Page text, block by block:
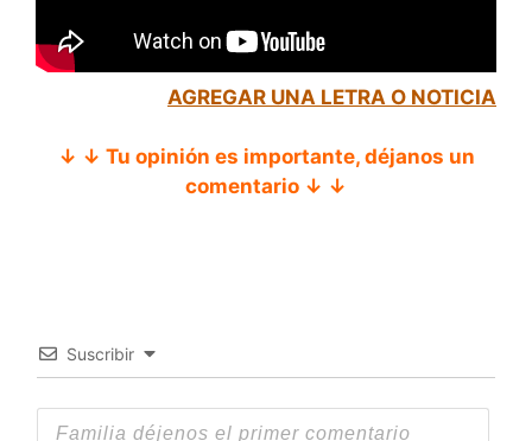
AGREGAR UNA LETRA O NOTICIA
↓ ↓ Tu opinión es importante, déjanos un
comentario ↓ ↓
Suscribir